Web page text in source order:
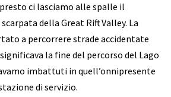
ci lasciamo alle spalle il
della Great Rift Valley. La
a percorrere strade accidentate
la fine del percorso del Lago
imbattuti in quell’onnipresente
di servizio.